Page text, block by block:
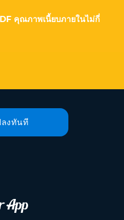
คุณภาพเนี้ยบภายในไม่กี่
ลงทันที